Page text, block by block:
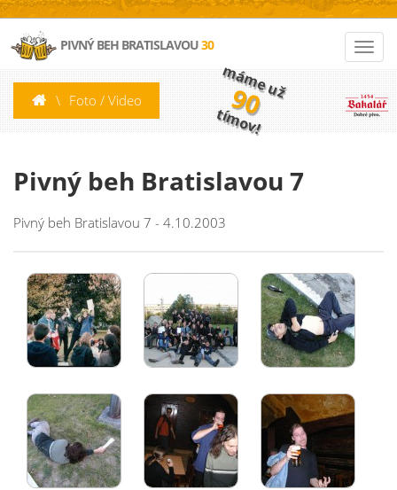
PIVNÝ BEH BRATISLAVOU30
\ Foto / Video máme už
90
tímov!
Pivný beh Bratislavou 7
Pivný beh Bratislavou 7 - 4.10.2003